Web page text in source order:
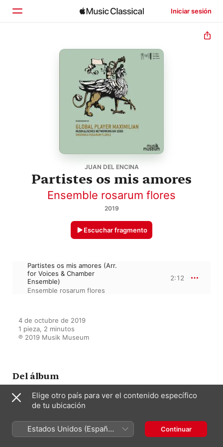
Iniciar sesión
JUAN DEL ENCINA
Partistes os mis amores
Ensemble rosarum flores
2019
Escuchar fragmento
Partistes os mis amores (Arr.
for Voices & Chamber
Ensemble)
Ensemble rosarum flores
2:12
4 de octubre de 2019
1 pieza, 2 minutos
℗ 2019 Musik Museum
Del álbum
Global Player Maximilian:
1500
Ensemble rosarum flores
Elige otro país para ver el contenido específico
de tu ubicación
Estados Unidos (Español
México)
Continuar